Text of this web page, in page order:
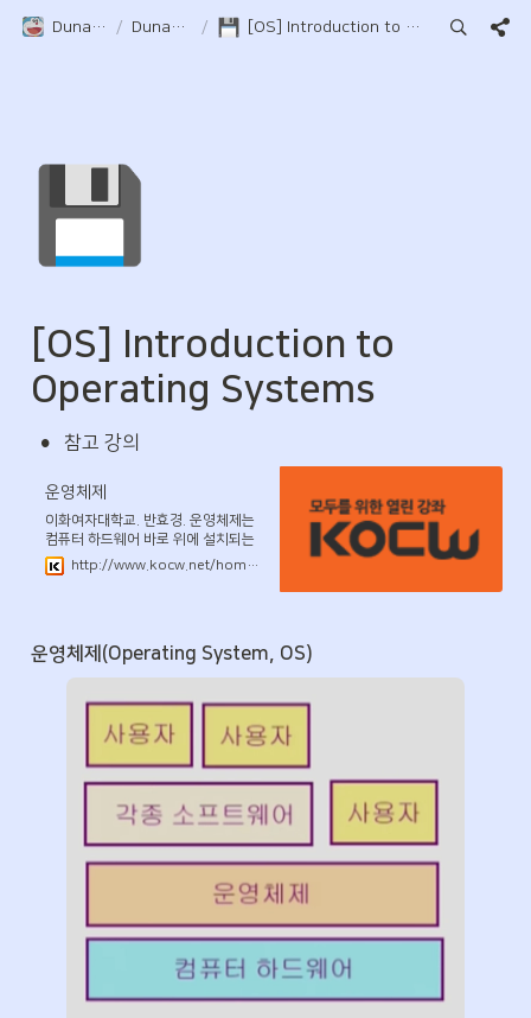
Duna-Pocket / DunaPocket / [OS] Introduction to Operating Systems
💾
[OS] Introduction to
Operating Systems
• 참고 강의
운영체제
이화여자대학교. 반효경. 운영체제는
컴퓨터 하드웨어 바로 위에 설치되는
소프트웨어 계층으로서 모든 컴퓨터
시스템의 필수적인 부분이다. 본 강좌
기초부터 학습한다.
http://www.kocw.net/home/search/kemView.do?kemId=1046323
운영체제(Operating System, OS)